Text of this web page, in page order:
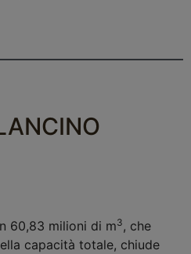
60,83 milioni di m3 , che
capacità totale, chiude